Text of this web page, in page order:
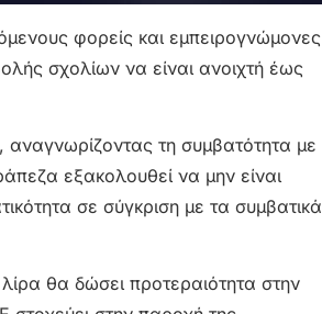
φορείς και εμπειρογνώμονες
σχολίων να είναι ανοιχτή έως
αναγνωρίζοντας τη συμβατότητα με
εξακολουθεί να μην είναι
σε σύγκριση με τα συμβατικά
θα δώσει προτεραιότητα στην